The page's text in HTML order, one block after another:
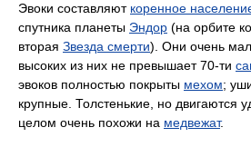
Эвоки составляют коренное
спутника планеты Эндор (на орбите
вторая Звезда смерти). Они очень
высоких из них не превышает 70-ти
эвоков полностью покрыты мехом;
крупные. Толстенькие, но двигаются
целом очень похожи на медвежат.